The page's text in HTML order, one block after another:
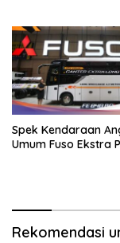
Spek Kendaraan
Umum Fuso Ekstra
Rekomendasi